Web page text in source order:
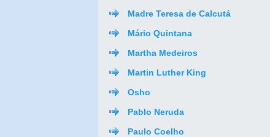
Madre Teresa de Calcutá
Mário Quintana
Martha Medeiros
Martin Luther King
Osho
Pablo Neruda
Paulo Coelho